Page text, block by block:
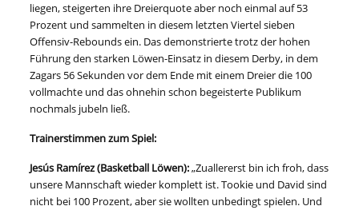
liegen, steigerten ihre Dreierquote aber noch einmal auf 53
Prozent und sammelten in diesem letzten Viertel sieben
Offensiv-Rebounds ein. Das demonstrierte trotz der hohen
Führung den starken Löwen-Einsatz in diesem Derby, in dem
Zagars 56 Sekunden vor dem Ende mit einem Dreier die 100
vollmachte und das ohnehin schon begeisterte Publikum
nochmals jubeln ließ.
Trainerstimmen zum Spiel:
Jesús Ramírez (Basketball Löwen):„Zuallererst bin ich froh, dass
unsere Mannschaft wieder komplett ist. Tookie und David sind
nicht bei 100 Prozent, aber sie wollten unbedingt spielen. Und